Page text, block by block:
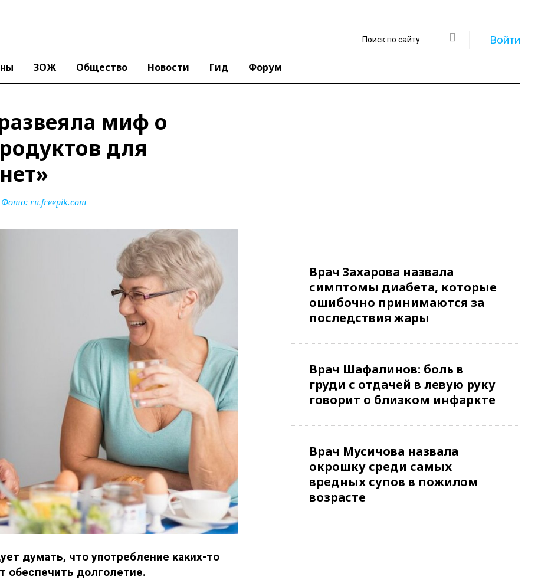
Войти
ЗОЖ Общество Новости Гид Форум
миф о
для
Фото: ru.freepik.com
думать, что употребление каких-то
обеспечить долголетие.
Врач Захарова назвала
симптомы диабета, которые
ошибочно принимаются за
последствия жары
Врач Шафалинов: боль в
груди с отдачей в левую руку
говорит о близком инфаркте
Врач Мусичова назвала
окрошку среди самых
вредных супов в пожилом
возрасте